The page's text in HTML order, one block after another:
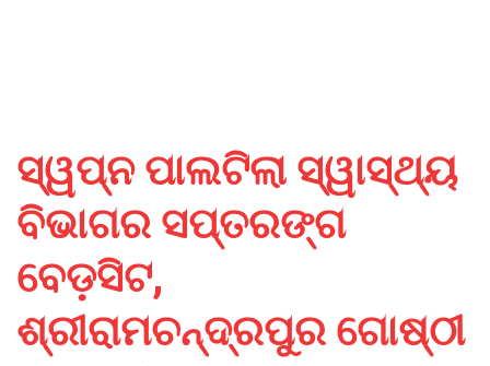
ସ୍ୱପ୍ନ ପାଲଟିଲା ସ୍ୱାସ୍ଥ୍ୟ
ବିଭାଗର ସପ୍ତରଙ୍ଗ
ବେଡ଼ସିଟ,
ଶ୍ରୀରାମଚନ୍ଦ୍ରପୁର ଗୋଷ୍ଠୀ